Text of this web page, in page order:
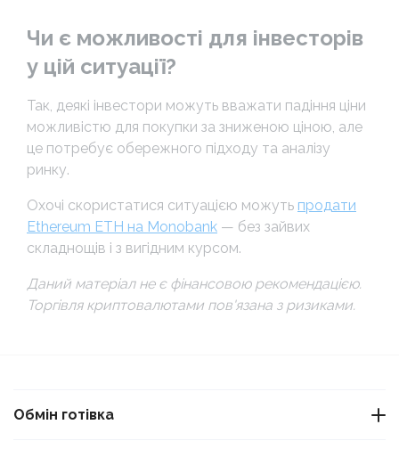
Чи є можливості для інвесторів
у цій ситуації?
Так, деякі інвестори можуть вважати падіння ціни
можливістю для покупки за зниженою ціною, але
це потребує обережного підходу та аналізу
ринку.
Охочі скористатися ситуацією можуть продати
Ethereum ETH на Monobank — без зайвих
складнощів і з вигідним курсом.
Даний матеріал не є фінансовою рекомендацією.
Торгівля криптовалютами пов'язана з ризиками.
Обмін готівка